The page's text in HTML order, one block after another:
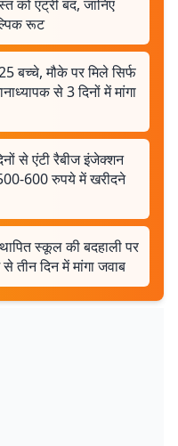
को एंट्री बंद, जानिए
रूट
बच्चे, मौके पर मिले सिर्फ
से 3 दिनों में मांगा
से एंटी रैबीज इंजेक्शन
600 रुपये में खरीदने
स्कूल की बदहाली पर
से तीन दिन में मांगा जवाब